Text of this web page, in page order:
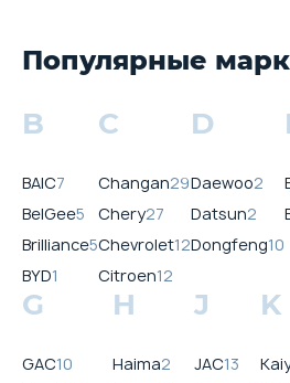
Популярные
B
BAIC7
BelGee5
Brilliance5
BYD1
C
Changan29
Chery27
Chevrolet12
Citroen12
D
Daewoo2
Datsun2
Dongfeng10
G
GAC10
H
Haima2
J
JAC13
K